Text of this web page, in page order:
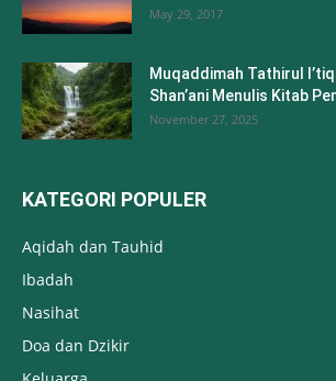
May 29, 2017
Muqaddimah Tathirul
Shan’ani Menulis Kitab
November 27, 2025
KATEGORI POPULER
Aqidah dan Tauhid
Ibadah
Nasihat
Doa dan Dzikir